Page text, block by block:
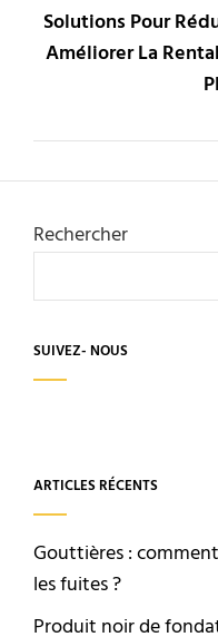
Solutions Pour
Améliorer La
Rechercher
SUIVEZ- NOUS
ARTICLES RÉCENTS
Gouttières :
les fuites ?
Produit noir de